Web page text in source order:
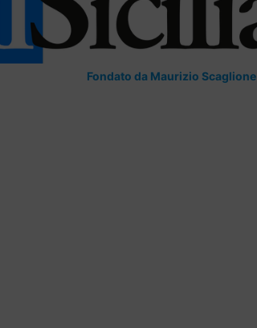
Fondato da Maurizio Scaglione